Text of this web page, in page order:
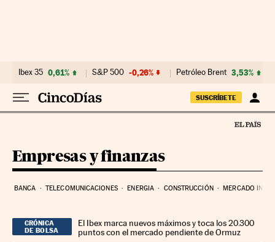
Ibex 35 0,61% S&P 500 -0,26% Petróleo Brent 3,53%
SUSCRÍBETE
Empresas y finanzas
BANCA TELECOMUNICACIONES ENERGIA CONSTRUCCIÓN MERCADO
CRÓNICA
DE BOLSA
El Ibex marca nuevos máximos y toca los 20.300
puntos con el mercado pendiente de Ormuz